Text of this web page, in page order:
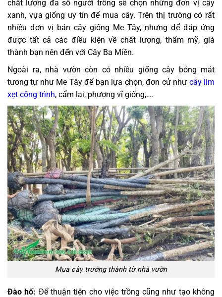
chất lượng đa số người trồng sẽ chọn những đơn vị cây
xanh, vựa giống uy tín để mua cây. Trên thị trường có rất
nhiều đơn vị bán cây giống Me Tây, nhưng để đáp ứng
được tất cả các điều kiện về chất lượng, thẩm mỹ, giá
thành bạn nên đến với Cây Ba Miền.
Ngoài ra, nhà vườn còn có nhiều giống cây bóng mát
tương tự như Me Tây để bạn lựa chọn, đơn cử như cây lim
xẹt công trình, cẩm lai, phượng vĩ giống,….
Mua cây trưởng thành từ nhà vườn
Đào hố: Để thuận tiện cho việc trồng cũng như tạo không